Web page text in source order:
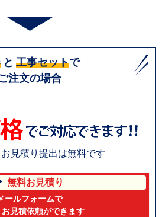
と 工事セットで
注文の場合
見積り提出は無料です
無料お見積り
ールフォームで
お見積依頼ができます